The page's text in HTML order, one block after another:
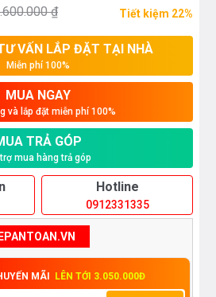
₫ Tiết kiệm 22%
VẤN LẮP ĐẶT TẠI NHÀ
Miễn phí 100%
MUA NGAY
và lắp đặt miễn phí 100%
TRẢ GÓP
trợ mua hàng trả góp
Hotline
0912331335
MÃI LÊN TỚI 3.050.000Đ